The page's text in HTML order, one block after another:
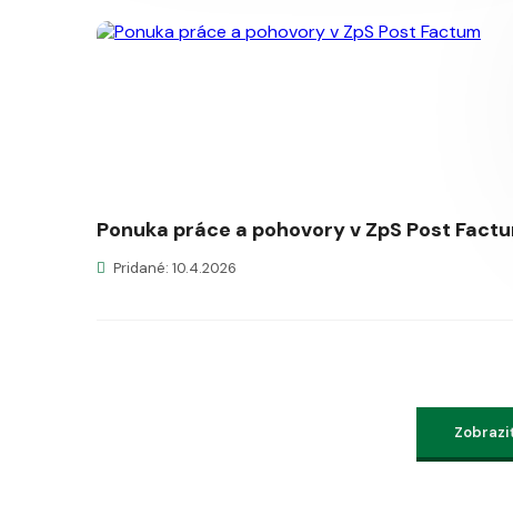
Ponuka práce a pohovory v ZpS Post
Pridané: 10.4.2026